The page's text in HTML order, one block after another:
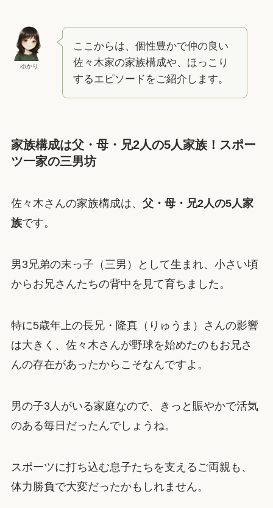
ゆかり
ここからは、個性豊かで仲の良い
佐々木家の家族構成や、ほっこり
するエピソードをご紹介します。
家族構成は父・母・兄2人の5人家族！スポー
ツ一家の三男坊
佐々木さんの家族構成は、 父・母・兄2人の5人家
族です。
男3兄弟の末っ子（三男）として生まれ、小さい頃
からお兄さんたちの背中を見て育ちました。
特に5歳年上の長兄・隆真（りゅうま）さんの影響
は大きく、佐々木さんが野球を始めたのもお兄さ
んの存在があったからこそなんですよ。
男の子3人がいる家庭なので、きっと賑やかで活気
のある毎日だったんでしょうね。
スポーツに打ち込む息子たちを支えるご両親も、
体力勝負で大変だったかもしれません。